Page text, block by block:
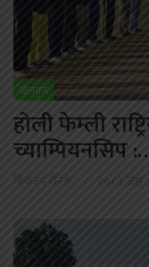
खेलकुद
होली फेम्ली
च्याम्पियनसिप
विकल्प दैनिक २०८३